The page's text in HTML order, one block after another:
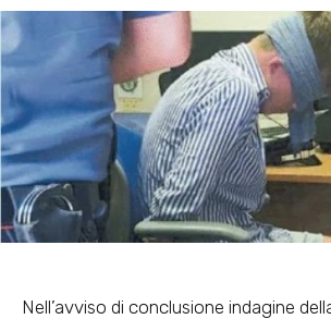
Nell’avviso di conclusione indagine